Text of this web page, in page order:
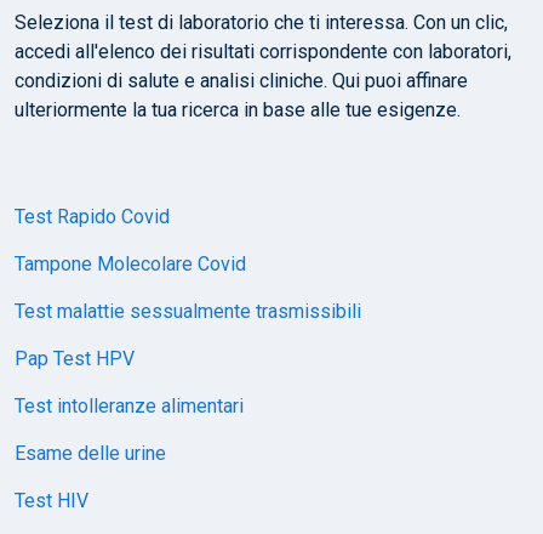
Seleziona il test di laboratorio che ti interessa. Con un clic,
accedi all'elenco dei risultati corrispondente con laboratori,
condizioni di salute e analisi cliniche. Qui puoi affinare
ulteriormente la tua ricerca in base alle tue esigenze.
Test Rapido Covid
Tampone Molecolare Covid
Test malattie sessualmente trasmissibili
Pap Test HPV
Test intolleranze alimentari
Esame delle urine
Test HIV